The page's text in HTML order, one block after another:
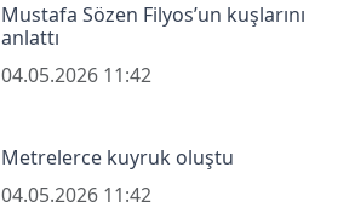
Mustafa Sözen Filyos’un kuşlarını
anlattı
04.05.2026 11:42
Metrelerce kuyruk oluştu
04.05.2026 11:42